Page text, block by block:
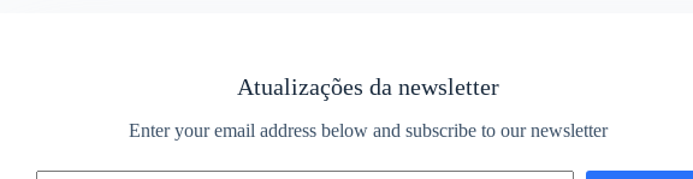
Atualizações da newsletter
Enter your email address below and subscribe to our newsletter